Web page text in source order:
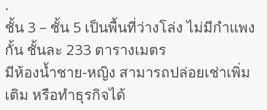
.
ชั้น 3 – ชั้น 5 เป็นพื้นที่ว่างโล่ง ไม่มีกำแพง
กั้น ชั้นละ 233 ตารางเมตร
มีห้องน้ำชาย-หญิง สามารถปล่อยเช่าเพิ่ม
เติม หรือทำธุรกิจได้